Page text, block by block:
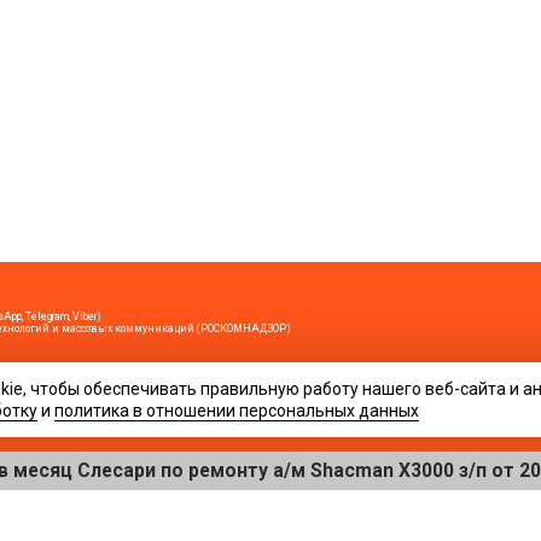
Слесари по ремонту а/м Shacman X3000 з/п от 200
Telegram, Viber)
и массовых коммуникаций (РОСКОМНАДЗОР)
возможно только при условии гиперссылки на сайт www.evahta.ru
не может нести ответственность за их содержание.
к определенному полу (мужскому или женскому), вы можете претендовать независимо от
сетевой трафик.
чтобы обеспечивать правильную работу нашего веб-сайта и
и политика в отношении персональных данных